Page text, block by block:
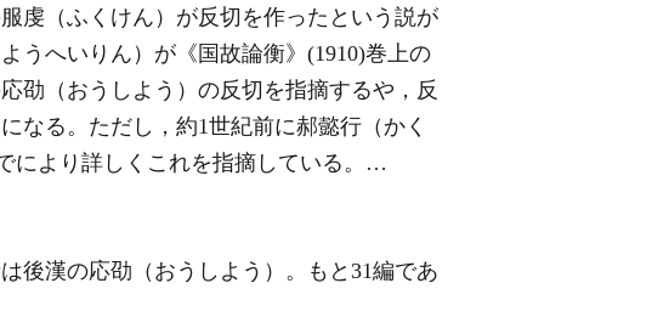
虔（ふくけん）が反切を作ったという説が
うへいりん）が《国故論衡》(1910)巻上の
劭（おうしよう）の反切を指摘するや，反
なる。ただし，約1世紀前に郝懿行（かく
により詳しくこれを指摘している。…
後漢の応劭 （おうしよう）。もと31編であ